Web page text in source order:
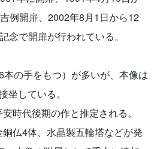
例開扉、2002年8月1日から12
念で開扉が行われている。
の手をもつ）が多いが、本像は
坐している。
時代後期の作と推定される。
仏4体、水晶製五輪塔などが発